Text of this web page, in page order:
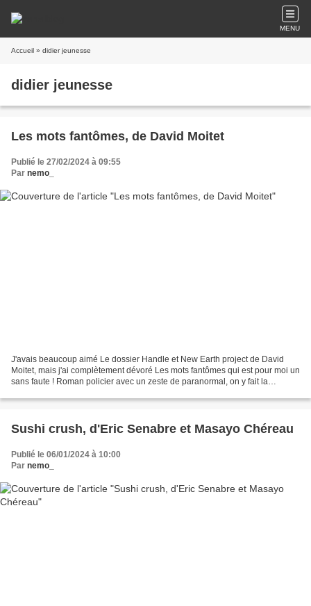
MENU
Accueil » didier jeunesse
didier jeunesse
Les mots fantômes, de David Moitet
Publié le 27/02/2024 à 09:55
Par nemo_
J'avais beaucoup aimé Le dossier Handle et New Earth project de David
Moitet, mais j'ai complètement dévoré Les mots fantômes qui est pour moi un
sans faute ! Roman policier avec un zeste de paranormal, on y fait la
Sushi crush, d'Eric Senabre et Masayo Chéreau
Publié le 06/01/2024 à 10:00
Par nemo_